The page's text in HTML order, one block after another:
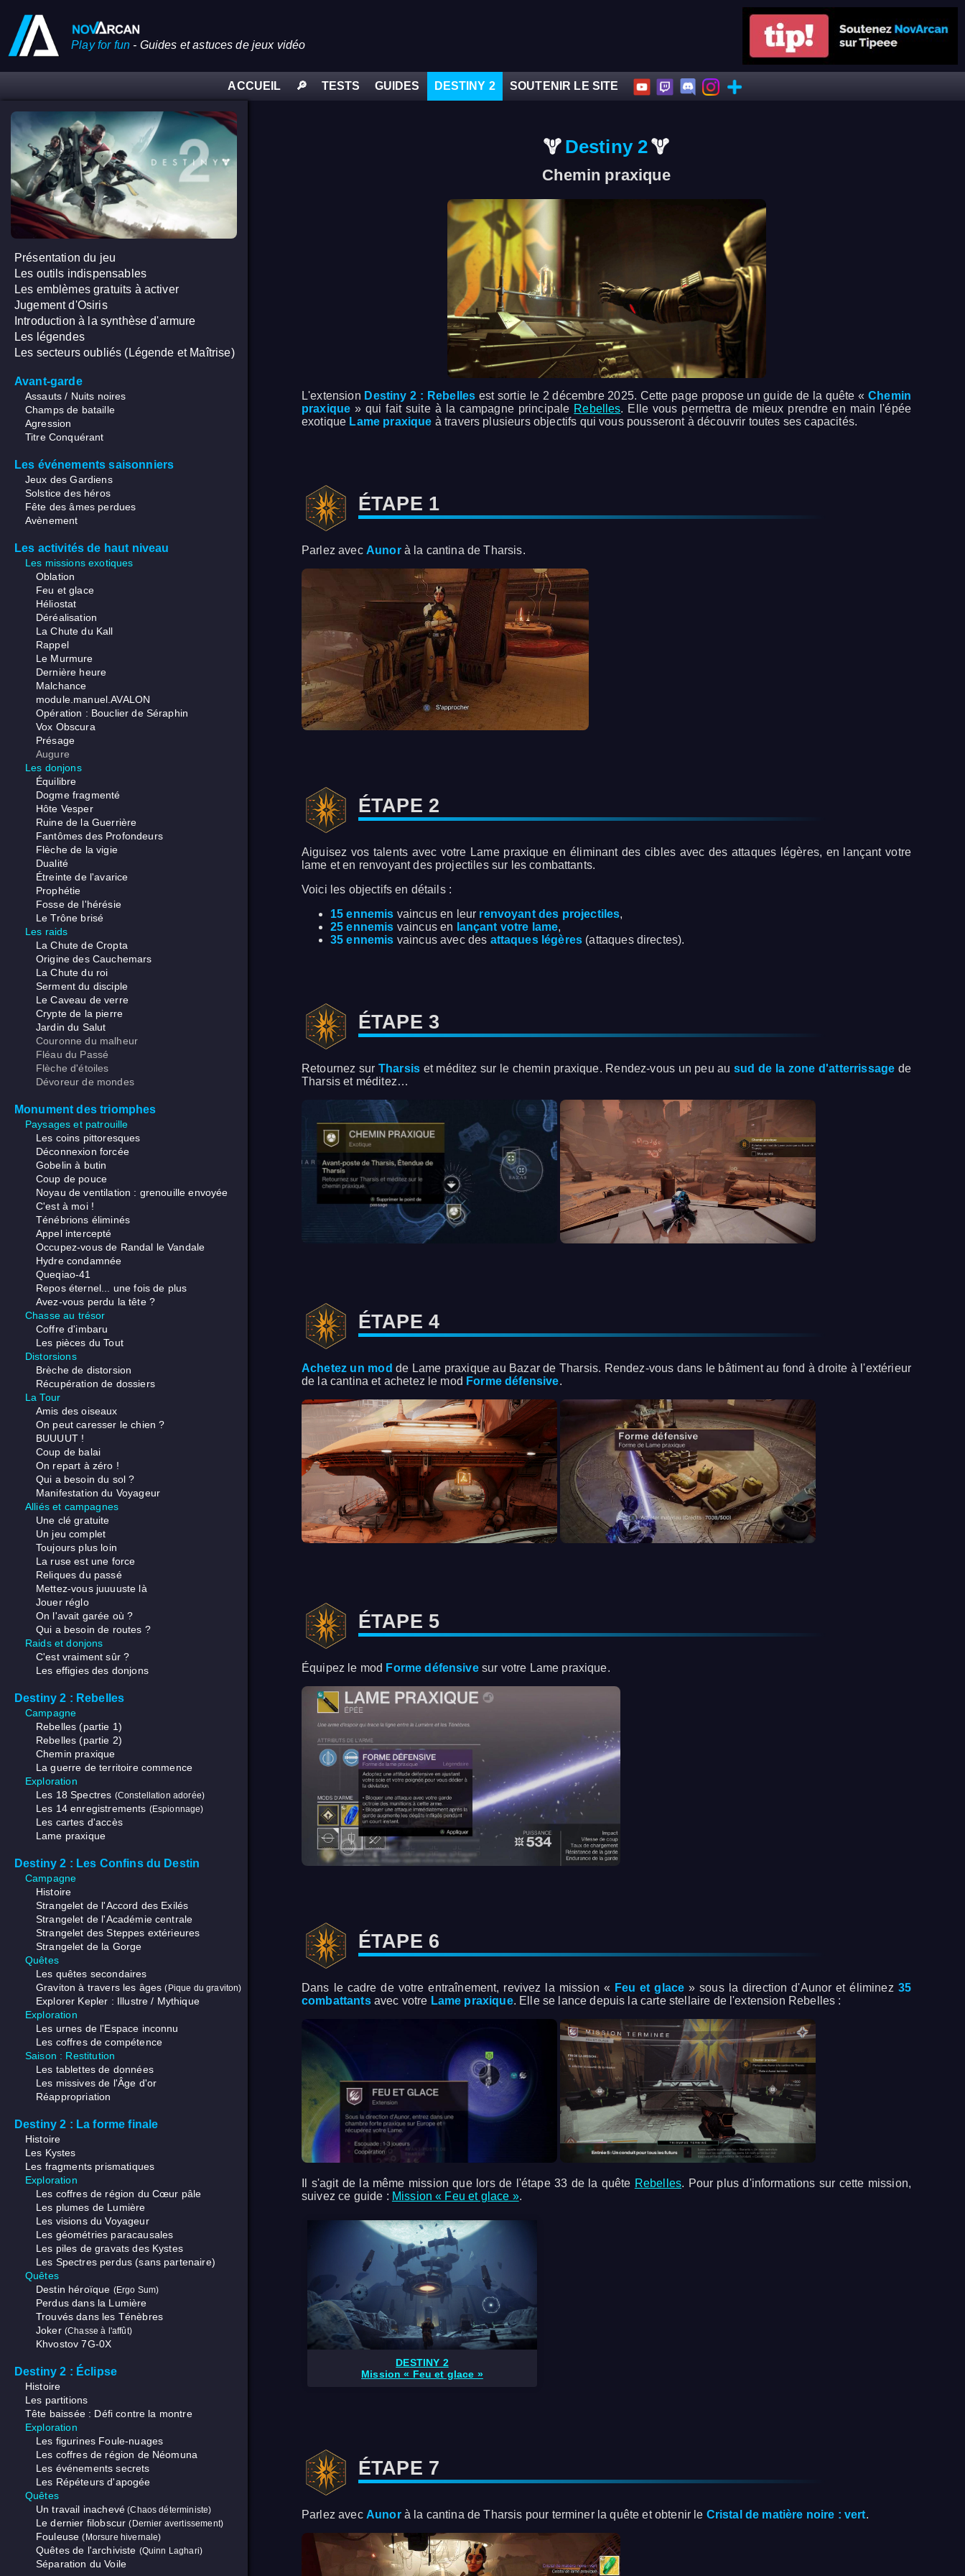
Play for fun - Guides et astuces de jeux vidéo
ACCUEIL 🔎 TESTS GUIDES DESTINY 2 SOUTENIR LE SITE
Présentation du jeu
Les outils indispensables
Les emblèmes gratuits à activer
Jugement d'Osiris
Introduction à la synthèse d'armure
Les légendes
Les secteurs oubliés (Légende et Maîtrise)
Avant-garde
Assauts / Nuits noires
Champs de bataille
Agression
Titre Conquérant
Les événements saisonniers
Jeux des Gardiens
Solstice des héros
Fête des âmes perdues
Avènement
Les activités de haut niveau
Les missions exotiques
Oblation
Feu et glace
Héliostat
Déréalisation
La Chute du Kall
Rappel
Le Murmure
Dernière heure
Malchance
module.manuel.AVALON
Opération : Bouclier de Séraphin
Vox Obscura
Présage
Augure
Les donjons
Équilibre
Dogme fragmenté
Hôte Vesper
Ruine de la Guerrière
Fantômes des Profondeurs
Flèche de la vigie
Dualité
Étreinte de l'avarice
Prophétie
Fosse de l'hérésie
Le Trône brisé
Les raids
La Chute de Cropta
Origine des Cauchemars
La Chute du roi
Serment du disciple
Le Caveau de verre
Crypte de la pierre
Jardin du Salut
Couronne du malheur
Fléau du Passé
Flèche d'étoiles
Dévoreur de mondes
Monument des triomphes
Paysages et patrouille
Les coins pittoresques
Déconnexion forcée
Gobelin à butin
Coup de pouce
Noyau de ventilation : grenouille envoyée
C'est à moi !
Ténébrions éliminés
Appel intercepté
Occupez-vous de Randal le Vandale
Hydre condamnée
Queqiao-41
Repos éternel... une fois de plus
Avez-vous perdu la tête ?
Chasse au trésor
Coffre d'imbaru
Les pièces du Tout
Distorsions
Brèche de distorsion
Récupération de dossiers
La Tour
Amis des oiseaux
On peut caresser le chien ?
BUUUUT !
Coup de balai
On repart à zéro !
Qui a besoin du sol ?
Manifestation du Voyageur
Alliés et campagnes
Une clé gratuite
Un jeu complet
Toujours plus loin
La ruse est une force
Reliques du passé
Mettez-vous juuuuste là
Jouer réglo
On l'avait garée où ?
Qui a besoin de routes ?
Raids et donjons
C'est vraiment sûr ?
Les effigies des donjons
Destiny 2 : Rebelles
Campagne
Rebelles (partie 1)
Rebelles (partie 2)
Chemin praxique
La guerre de territoire commence
Exploration
Les 18 Spectres (Constellation adorée)
Les 14 enregistrements (Espionnage)
Les cartes d'accès
Lame praxique
Destiny 2 : Les Confins du Destin
Campagne
Histoire
Strangelet de l'Accord des Exilés
Strangelet de l'Académie centrale
Strangelet des Steppes extérieures
Strangelet de la Gorge
Quêtes
Les quêtes secondaires
Graviton à travers les âges(Pique du graviton)
Explorer Kepler : Illustre / Mythique
Exploration
Les urnes de l'Espace inconnu
Les coffres de compétence
Saison : Restitution
Les tablettes de données
Les missives de l'Âge d'or
Réappropriation
Destiny 2 : La forme finale
Histoire
Les Kystes
Les fragments prismatiques
Exploration
Les coffres de région du Cœur pâle
Les plumes de Lumière
Les visions du Voyageur
Les géométries paracausales
Les piles de gravats des Kystes
Les Spectres perdus (sans partenaire)
Quêtes
Destin héroïque (Ergo Sum)
Perdus dans la Lumière
Trouvés dans les Ténèbres
Joker (Chasse à l'affût)
Khvostov 7G-0X
Destiny 2 : Éclipse
Histoire
Les partitions
Tête baissée : Défi contre la montre
Exploration
Les figurines Foule-nuages
Les coffres de région de Néomuna
Les événements secrets
Les Répéteurs d'apogée
Quêtes
Un travail inachevé (Chaos déterministe)
Le dernier filobscur(Dernier avertissement)
Fouleuse(Morsure hivernale)
Quêtes de l'archiviste (Quinn Laghari)
Séparation du Voile
Destiny 2
Chemin praxique
L'extension Destiny 2 : Rebelles est sortie le 2 décembre 2025. Cette page propose un guide de la quête «Chemin
praxique » qui fait suite à la campagne principale Rebelles. Elle vous permettra de mieux prendre en main l'épée
exotique Lame praxique à travers plusieurs objectifs qui vous pousseront à découvrir toutes ses capacités.
ÉTAPE 1
Parlez avec Aunorà la cantina de Tharsis.
ÉTAPE 2
Aiguisez vos talents avec votre Lame praxique en éliminant des cibles avec des attaques légères, en lançant votre
lame et en renvoyant des projectiles sur les combattants.
Voici les objectifs en détails :
15 ennemis vaincus en leur renvoyant des projectiles,
25 ennemis vaincus en lançant votre lame,
35 ennemis vaincus avec des attaques légères (attaques directes).
ÉTAPE 3
Retournez sur Tharsis et méditez sur le chemin praxique. Rendez-vous un peu ausud de la zone d'atterrissage de
Tharsis et méditez…
ÉTAPE 4
Achetez un mod de Lame praxique au Bazar de Tharsis. Rendez-vous dans le bâtiment au fond à droite à l'extérieur
de la cantina et achetez le mod Forme défensive.
ÉTAPE 5
Équipez le mod Forme défensivesur votre Lame praxique.
ÉTAPE 6
Dans le cadre de votre entraînement, revivez la mission « Feu et glace » sous la direction d'Aunor et éliminez 35
combattantsavec votre Lame praxique. Elle se lance depuis la carte stellaire de l'extension Rebelles :
Il s'agit de la même mission que lors de l'étape 33 de la quête Rebelles. Pour plus d'informations sur cette mission,
suivez ce guide : Mission « Feu et glace ».
DESTINY 2
Mission « Feu et glace »
ÉTAPE 7
Parlez avec Aunorà la cantina de Tharsis pour terminer la quête et obtenir le Cristal de matière noire : vert.